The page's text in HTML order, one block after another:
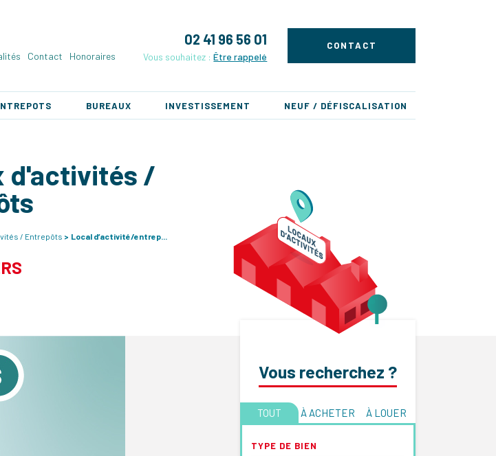
Contact Honoraires
02 41 96 56 01
Vous souhaitez :Être rappelé
CONTACT
BUREAUX INVESTISSEMENT NEUF / DÉFISCALISATION
d'activités /
/ Entrepôts Local d’activité/entrep...
Vous recherchez ?
TOUT À ACHETER À LOUER
TYPE DE BIEN